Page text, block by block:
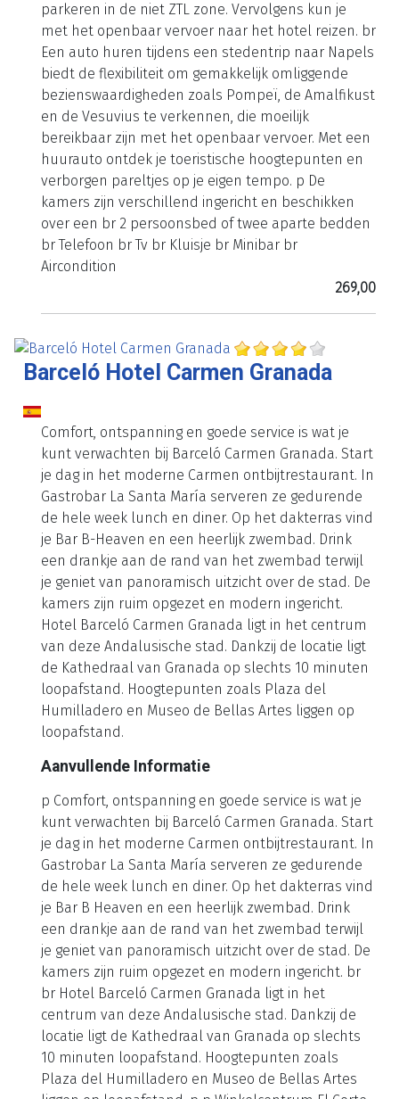
parkeren in de niet ZTL zone. Vervolgens kun je
met het openbaar vervoer naar het hotel reizen. br
Een auto huren tijdens een stedentrip naar Napels
biedt de flexibiliteit om gemakkelijk omliggende
bezienswaardigheden zoals Pompeï, de Amalfikust
en de Vesuvius te verkennen, die moeilijk
bereikbaar zijn met het openbaar vervoer. Met een
huurauto ontdek je toeristische hoogtepunten en
verborgen pareltjes op je eigen tempo. p De
kamers zijn verschillend ingericht en beschikken
over een br 2 persoonsbed of twee aparte bedden
br Telefoon br Tv br Kluisje br Minibar br
Aircondition
269,00
Barceló Hotel Carmen Granada
Comfort, ontspanning en goede service is wat je
kunt verwachten bij Barceló Carmen Granada. Start
je dag in het moderne Carmen ontbijtrestaurant. In
Gastrobar La Santa María serveren ze gedurende
de hele week lunch en diner. Op het dakterras vind
je Bar B-Heaven en een heerlijk zwembad. Drink
een drankje aan de rand van het zwembad terwijl
je geniet van panoramisch uitzicht over de stad. De
kamers zijn ruim opgezet en modern ingericht.
Hotel Barceló Carmen Granada ligt in het centrum
van deze Andalusische stad. Dankzij de locatie ligt
de Kathedraal van Granada op slechts 10 minuten
loopafstand. Hoogtepunten zoals Plaza del
Humilladero en Museo de Bellas Artes liggen op
loopafstand.
Aanvullende Informatie
p Comfort, ontspanning en goede service is wat je
kunt verwachten bij Barceló Carmen Granada. Start
je dag in het moderne Carmen ontbijtrestaurant. In
Gastrobar La Santa María serveren ze gedurende
de hele week lunch en diner. Op het dakterras vind
je Bar B Heaven en een heerlijk zwembad. Drink
een drankje aan de rand van het zwembad terwijl
je geniet van panoramisch uitzicht over de stad. De
kamers zijn ruim opgezet en modern ingericht. br
br Hotel Barceló Carmen Granada ligt in het
centrum van deze Andalusische stad. Dankzij de
locatie ligt de Kathedraal van Granada op slechts
10 minuten loopafstand. Hoogtepunten zoals
Plaza del Humilladero en Museo de Bellas Artes